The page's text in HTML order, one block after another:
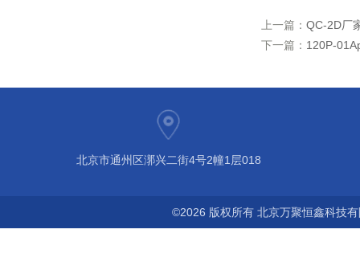
上一篇： QC-2D厂
下一篇： 120P-
北京市通州区漷兴二街4号2幢1层018
©2026 版权所有 北京万聚恒鑫科技